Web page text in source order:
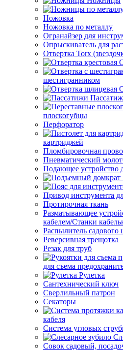
Ножовка
Ножовка по металлу
Огранайзер для
Опрыскиватель для
Отвертка Torx
шестигранником
плоскогубцы
Перфоратор
картриджей
Пломбировочная
Пневматический
Подающее устройство
Привод инструмента
Протирочная ткань
Разматывающее
кабелем/Станки
Распылитель садового
Реверсивная трещотка
Резак для труб
для съема
Рулетка
Сантехнический ключ
Сверлильный патрон
Секаторы
кабеля
Система угловых
Совок садовый,